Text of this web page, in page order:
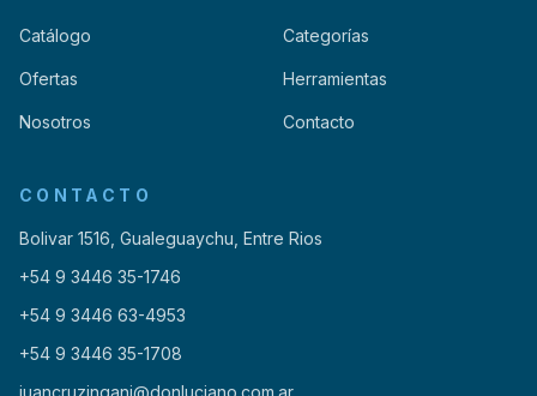
Catálogo Categorías
Ofertas Herramientas
Nosotros Contacto
CONTACTO
Bolivar 1516, Gualeguaychu, Entre Rios
+54 9 3446 35-1746
+54 9 3446 63-4953
+54 9 3446 35-1708
juancruzingani@donluciano.com.ar